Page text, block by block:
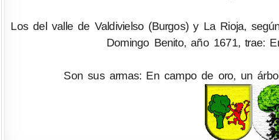
Los del valle de Valdivielso (Burgos) y La Rioja,
Domingo Benito, año 1671, trae:
Son sus armas: En campo de oro, un